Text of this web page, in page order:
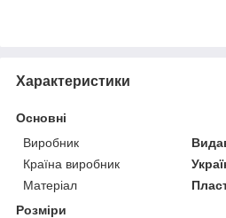
Характеристики
Основні
Виробник
Країна виробник
Матеріал
Розміри